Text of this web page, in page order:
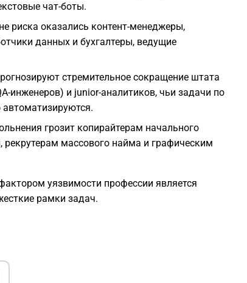
чат-боты.
риска оказались контент-менеджеры,
данных и бухгалтеры, ведущие
стремительное сокращение штата
инженеров) и junior-аналитиков, чьи задачи по
автоматизируются.
грозит копирайтерам начального
рекрутерам массового найма и графическим
уязвимости профессии является
рамки задач.